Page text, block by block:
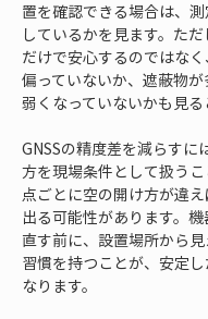
置を確認できる場合は、
しているかを見ます。た
だけで安心するのではな
偏っていないか、遮蔽物
弱くなっていないかも見る
GNSSの精度差を減らすに
方を現場条件として扱う
点ごとに空の開け方が違
出る可能性があります。
直す前に、設置場所から
習慣を持つことが、安定
なります。